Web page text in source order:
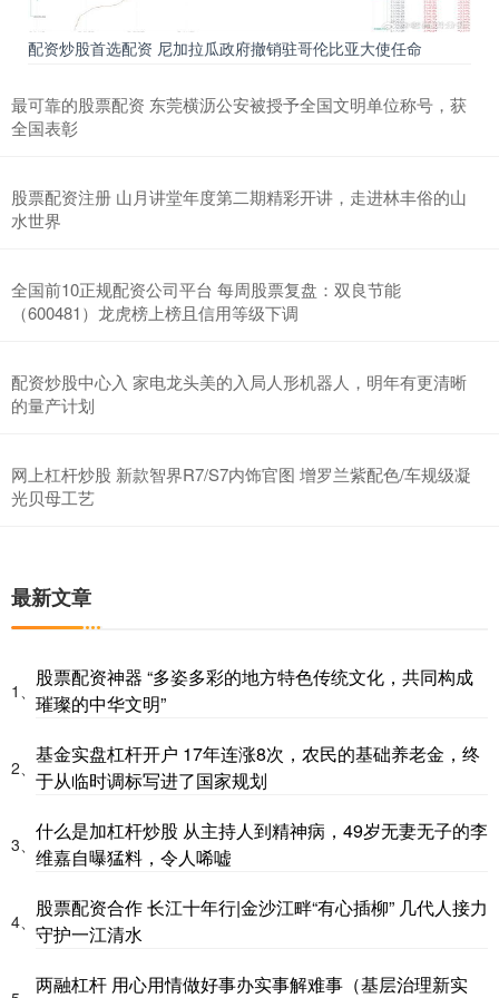
配资炒股首选配资 尼加拉瓜政府撤销驻哥伦比亚大使任命
最可靠的股票配资 东莞横沥公安被授予全国文明单位称号，获
全国表彰
股票配资注册 山月讲堂年度第二期精彩开讲，走进林丰俗的山
水世界
全国前10正规配资公司平台 每周股票复盘：双良节能
（600481）龙虎榜上榜且信用等级下调
配资炒股中心入 家电龙头美的入局人形机器人，明年有更清晰
的量产计划
网上杠杆炒股 新款智界R7/S7内饰官图 增罗兰紫配色/车规级凝
光贝母工艺
最新文章
1、
股票配资神器 “多姿多彩的地方特色传统文化，共同构成
璀璨的中华文明”
2、
基金实盘杠杆开户 17年连涨8次，农民的基础养老金，终
于从临时调标写进了国家规划
3、
什么是加杠杆炒股 从主持人到精神病，49岁无妻无子的李
维嘉自曝猛料，令人唏嘘
4、
股票配资合作 长江十年行|金沙江畔“有心插柳” 几代人接力
守护一江清水
两融杠杆 用心用情做好事办实事解难事（基层治理新实